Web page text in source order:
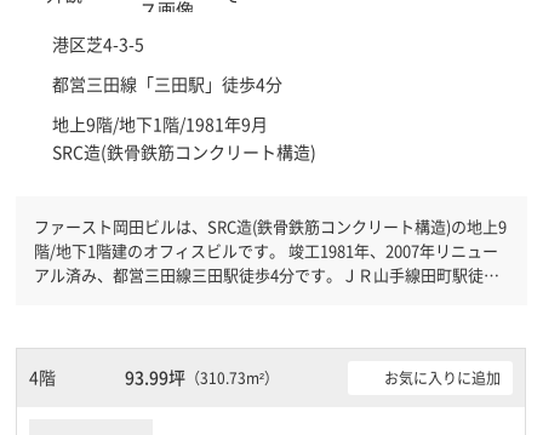
港区芝4-3-5
都営三田線「三田駅 」徒歩4分
地上9階/地下1階/1981年9月
SRC造(鉄骨鉄筋コンクリート構造)
ファースト岡田ビルは、SRC造(鉄骨鉄筋コンクリート構造)の地上9
階/地下1階建のオフィスビルです。 竣工1981年、2007年リニュー
アル済み、都営三田線三田駅徒歩4分です。ＪＲ山手線田町駅徒歩5
です。駐車場完備なので、車の必要なお客様には必見です。１フロ
ア１００坪以上ある大型ビルです。ＥＶが複数基ありますので、フ
4階 93.99坪 （310.73m²） お気に入りに追加